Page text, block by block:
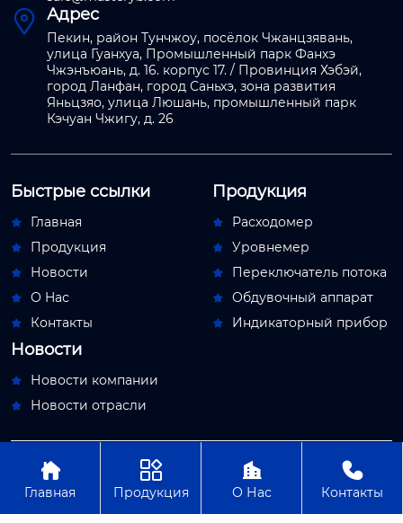
 Адрес
Пекин, район Тунчжоу, посёлок Чжанцзявань,
улица Гуанхуа, Промышленный парк Фанхэ
Чжэнъюань, д. 16. корпус 17. / Провинция Хэбэй,
город Ланфан, город Саньхэ, зона развития
Яньцзяо, улица Люшань, промышленный парк
Кэчуан Чжигу, д. 26
Быстрые ссылки
 Главная
 Продукция
 Новости
 О Hас
 Контакты
Продукция
 Расходомер
 Уровнемер
 Переключатель потока
 Обдувочный аппарат
 Индикаторный прибор
Новости
 Новости компании
 Новости отрасли
Авторское право© ООО Пекин Мяосытэ по
приборостроениям

Главная

Продукция

О Нас

Контакты